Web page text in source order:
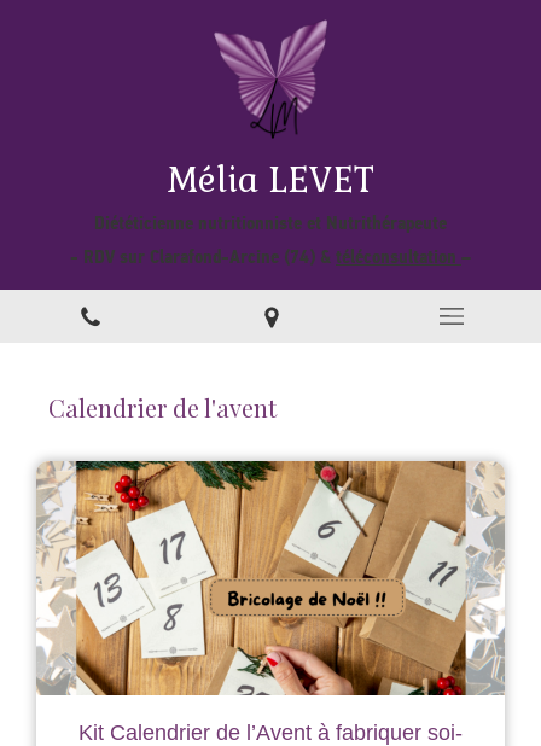
Mélia LEVET
Diététicienne nutritionniste et Nutrithérapeute
- RDV sur Clarafond-Arcine (74) & téléconsultation –
Calendrier de l'avent
Kit Calendrier de l’Avent à fabriquer soi-